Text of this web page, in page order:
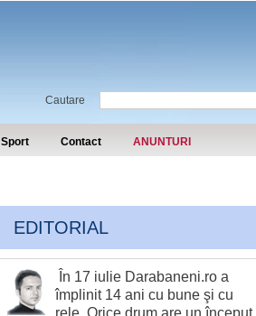
Cautare
Sport Contact ANUNTURI
EDITORIAL
În 17 iulie Darabaneni.ro a
împlinit 14 ani cu bune şi cu
rele. Orice drum are un început,